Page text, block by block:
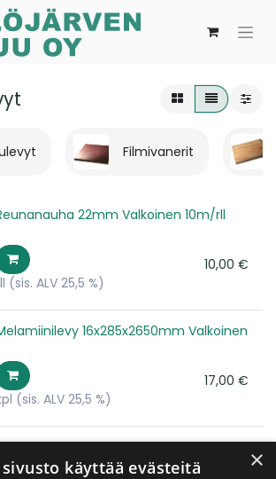
Filmivanerit
22mm Valkoinen 10m/rll
10,00 €
(sis. ALV 25,5 %)
16x285x2650mm Valkoinen
17,00 €
(sis. ALV 25,5 %)
16x570x2650mm Valkoinen×
sivusto käyttää evästeitä